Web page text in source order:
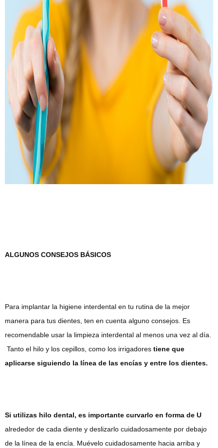
ALGUNOS CONSEJOS BÁSICOS
Para implantar la higiene interdental en tu rutina de la mejor
manera para tus dientes, ten en cuenta alguno consejos. Es
recomendable usar la limpieza interdental al menos una vez al día.
Tanto el hilo y los cepillos, como los irrigadores tiene que
aplicarse siguiendo la línea de las encías y entre los dientes.
Si utilizas hilo dental, es importante curvarlo en forma de U
alrededor de cada diente y deslizarlo cuidadosamente por debajo
de la línea de la encía. Muévelo cuidadosamente hacia arriba y